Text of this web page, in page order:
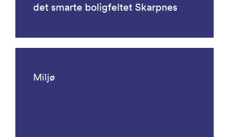
det smarte boligfeltet Skarpnes
Miljø